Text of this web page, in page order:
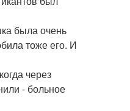
была очень
тоже его. И
через
- больное